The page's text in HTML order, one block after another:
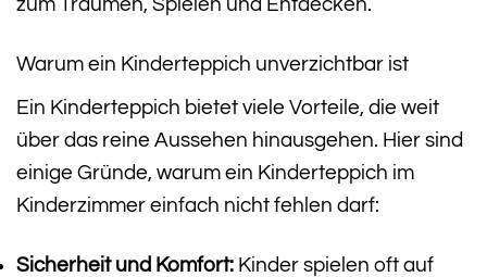
zum Träumen, Spielen und Entdecken.
Warum ein Kinderteppich unverzichtbar ist
Ein Kinderteppich bietet viele Vorteile, die weit
über das reine Aussehen hinausgehen. Hier sind
einige Gründe, warum ein Kinderteppich im
Kinderzimmer einfach nicht fehlen darf:
Sicherheit und Komfort: Kinder spielen oft auf